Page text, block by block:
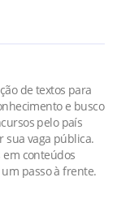
de textos para
e busco
pelo país
sua vaga pública.
conteúdos
passo à frente.